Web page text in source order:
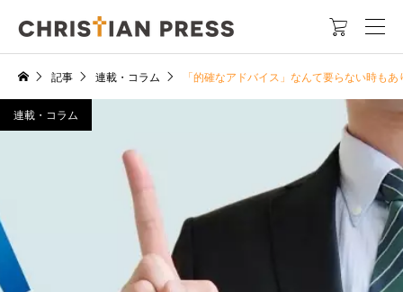

記事 連載・コラム 「的確なアドバイス」なんて要らない時も
連載・コラム